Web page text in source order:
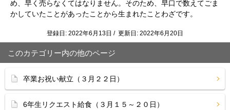
め、早く売らなくてはなりません。そのため、早口で数えてごま
かしていたことがあったことから生まれたことわざです。
登録日: 2022年6月13日 / 更新日: 2022年6月20日
このカテゴリー内の他のページ
卒業お祝い献立（３月２２日）
6年生リクエスト給食（３月１５～２０日）